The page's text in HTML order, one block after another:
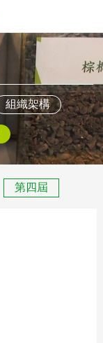
組織架構
第四屆